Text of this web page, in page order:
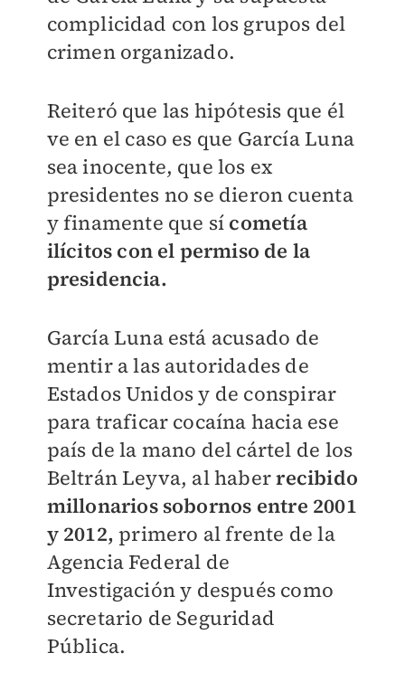
complicidad con los grupos del
crimen organizado.
Reiteró que las hipótesis que él
ve en el caso es que García Luna
sea inocente, que los ex
presidentes no se dieron cuenta
y finamente que sí cometía
ilícitos con el permiso de la
presidencia.
García Luna está acusado de
mentir a las autoridades de
Estados Unidos y de conspirar
para traficar cocaína hacia ese
país de la mano del cártel de los
Beltrán Leyva, al haberrecibido
millonarios sobornos entre 2001
y 2012, primero al frente de la
Agencia Federal de
Investigación y después como
secretario de Seguridad
Pública.